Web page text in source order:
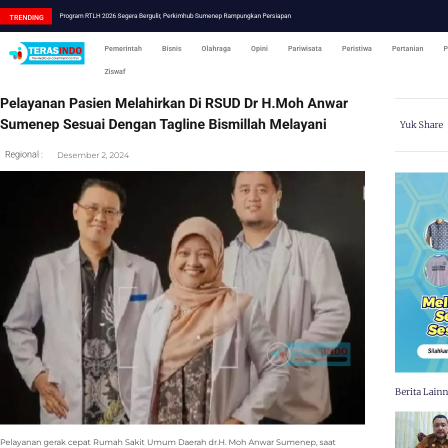
TRENDING Program RTLH 2026 Segera Bergulir, Perkimhub Sumenep Rampungkan Persiapan
Pemerintah Bisnis Olahraga Opini Pariwisata Peristiwa Pertanian
Ziswaf
Pelayanan Pasien Melahirkan Di RSUD Dr H.Moh Anwar
Sumenep Sesuai Dengan Tagline Bismillah Melayani
Regional : Desember 2, 2024
Pelayanan gerak cepat Rumah Sakit Umum Daerah dr.H. Moh Anwar Sumenep, saat
Yuk Share
Berita